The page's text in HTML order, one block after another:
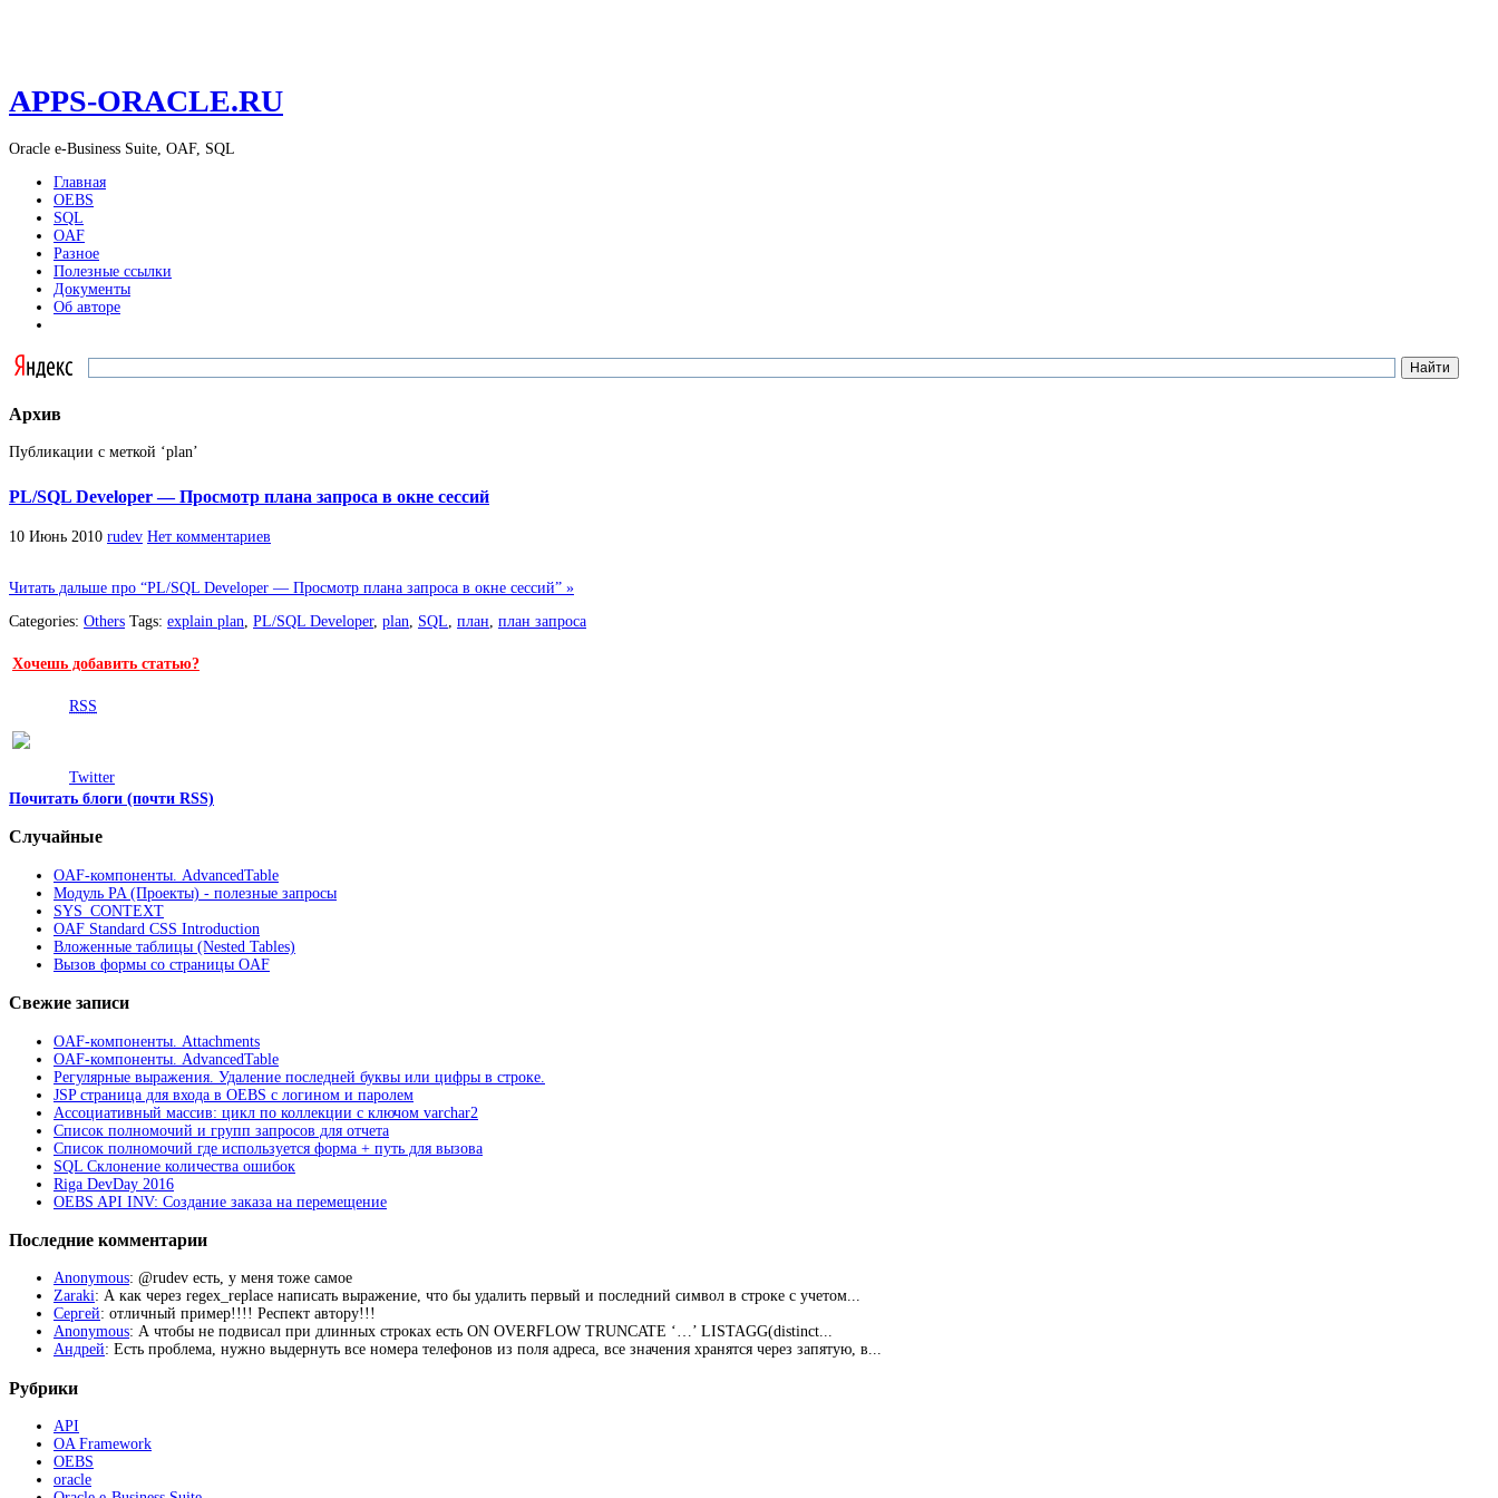
APPS-ORACLE.RU
Oracle e-Business Suite, OAF, SQL
Главная
OEBS
SQL
OAF
Разное
Полезные ссылки
Документы
Об авторе
Архив
Публикации с меткой ‘plan’
PL/SQL Developer — Просмотр плана запроса в окне сессий
10 Июнь 2010 rudev Нет комментариев
Читать дальше про “PL/SQL Developer — Просмотр плана запроса в окне сессий” »
Categories: Others Tags: explain plan, PL/SQL Developer, plan, SQL, план, план запроса
Хочешь добавить статью?
RSS
Twitter
Почитать блоги (почти RSS)
Случайные
OAF-компоненты. AdvancedTable
Модуль PA (Проекты) - полезные запросы
SYS_CONTEXT
OAF Standard CSS Introduction
Вложенные таблицы (Nested Tables)
Вызов формы со страницы OAF
Свежие записи
OAF-компоненты. Attachments
OAF-компоненты. AdvancedTable
Регулярные выражения. Удаление последней буквы или цифры в строке.
JSP страница для входа в OEBS с логином и паролем
Ассоциативный массив: цикл по коллекции с ключом varchar2
Список полномочий и групп запросов для отчета
Список полномочий где используется форма + путь для вызова
SQL Склонение количества ошибок
Riga DevDay 2016
OEBS API INV: Создание заказа на перемещение
Последние комментарии
Anonymous: @rudev есть, у меня тоже самое
Zaraki: А как через regex_replace написать выражение, что бы удалить первый и последний символ в строке с учетом...
Сергей: отличный пример!!!! Респект автору!!!
Anonymous: А чтобы не подвисал при длинных строках есть ON OVERFLOW TRUNCATE ‘…’ LISTAGG(distinct...
Андрей: Есть проблема, нужно выдернуть все номера телефонов из поля адреса, все значения хранятся через запятую, в...
Рубрики
API
OA Framework
OEBS
oracle